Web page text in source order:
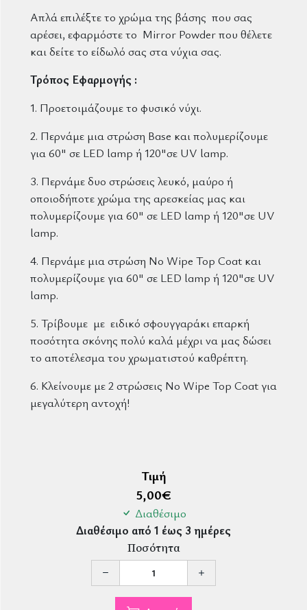
Απλά επιλέξτε το χρώμα της βάσης που σας
αρέσει, εφαρμόστε το Mirror Powder που θέλετε
και δείτε το είδωλό σας στα νύχια σας.
Τρόπος Εφαρμογής :
1. Προετοιμάζουμε το φυσικό νύχι.
2. Περνάμε μια στρώση Base και πολυμερίζουμε
για 60" σε LED lamp ή 120"σε UV lamp.
3. Περνάμε δυο στρώσεις λευκό, μαύρο ή
οποιοδήποτε χρώμα της αρεσκείας μας και
πολυμερίζουμε για 60" σε LED lamp ή 120"σε UV
lamp.
4. Περνάμε μια στρώση No Wipe Top Coat και
πολυμερίζουμε για 60" σε LED lamp ή 120"σε UV
lamp.
5. Τρίβουμε με ειδικό σφουγγαράκι επαρκή
ποσότητα σκόνης πολύ καλά μέχρι να μας δώσει
το αποτέλεσμα του χρωματιστού καθρέπτη.
6. Κλείνουμε με 2 στρώσεις No Wipe Top Coat για
μεγαλύτερη αντοχή!
Τιμή
5,00€
Διαθέσιμο
Διαθέσιμο από 1 έως 3 ημέρες
Ποσότητα